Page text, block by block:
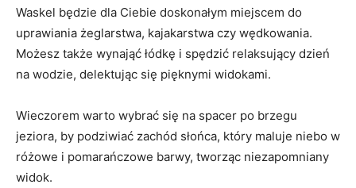
Waskel będzie dla Ciebie doskonałym miejscem do
uprawiania żeglarstwa, kajakarstwa czy wędkowania.
Możesz​ także wynająć łódkę i⁤ spędzić relaksujący dzień
na wodzie, delektując się pięknymi widokami.
Wieczorem warto wybrać się na spacer ​po brzegu‍
jeziora,⁢ by podziwiać zachód słońca,⁢ który maluje niebo w
różowe i pomarańczowe barwy, tworząc niezapomniany
widok.